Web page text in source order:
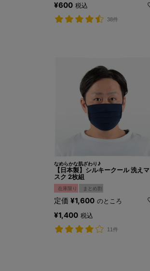
¥600 税込
38件
なめらかな肌ざわり♪
【日本製】シルキークール 洗えマ
スク 2枚組
在庫限り まとめ割
定価 ¥1,600 のところ
¥1,400 税込
11件